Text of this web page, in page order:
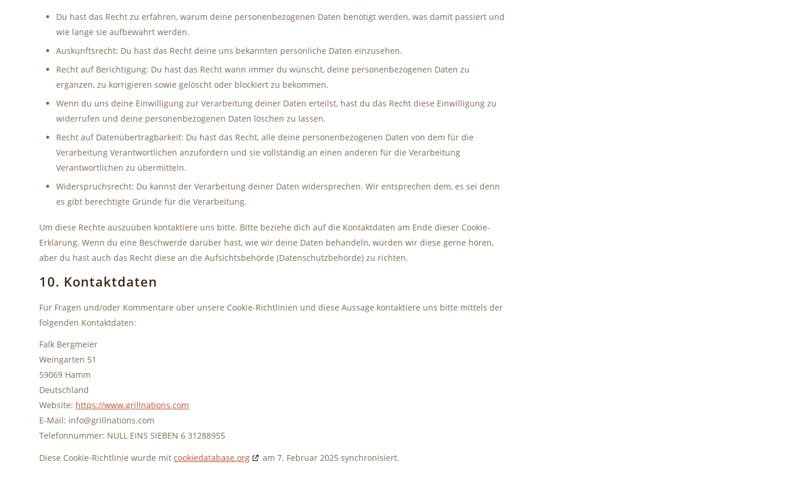
Du hast das Recht zu erfahren, warum deine personenbezogenen Daten benötigt werden, was damit passiert und
wie lange sie aufbewahrt werden.
Auskunftsrecht: Du hast das Recht deine uns bekannten persönliche Daten einzusehen.
Recht auf Berichtigung: Du hast das Recht wann immer du wünscht, deine personenbezogenen Daten zu
ergänzen, zu korrigieren sowie gelöscht oder blockiert zu bekommen.
Wenn du uns deine Einwilligung zur Verarbeitung deiner Daten erteilst, hast du das Recht diese Einwilligung zu
widerrufen und deine personenbezogenen Daten löschen zu lassen.
Recht auf Datenübertragbarkeit: Du hast das Recht, alle deine personenbezogenen Daten von dem für die
Verarbeitung Verantwortlichen anzufordern und sie vollständig an einen anderen für die Verarbeitung
Verantwortlichen zu übermitteln.
Widerspruchsrecht: Du kannst der Verarbeitung deiner Daten widersprechen. Wir entsprechen dem, es sei denn
es gibt berechtigte Gründe für die Verarbeitung.
Um diese Rechte auszuüben kontaktiere uns bitte. Bitte beziehe dich auf die Kontaktdaten am Ende dieser Cookie-
Erklärung. Wenn du eine Beschwerde darüber hast, wie wir deine Daten behandeln, würden wir diese gerne hören,
aber du hast auch das Recht diese an die Aufsichtsbehörde (Datenschutzbehörde) zu richten.
10. Kontaktdaten
Für Fragen und/oder Kommentare über unsere Cookie-Richtlinien und diese Aussage kontaktiere uns bitte mittels der
folgenden Kontaktdaten:
Falk Bergmeier
Weingarten 51
59069 Hamm
Deutschland
Website: https://www.grillnations.com
E-Mail: info@grillnations.com
Telefonnummer: NULL EINS SIEBEN 6 31288955
Diese Cookie-Richtlinie wurde mit cookiedatabase.org am 7. Februar 2025 synchronisiert.